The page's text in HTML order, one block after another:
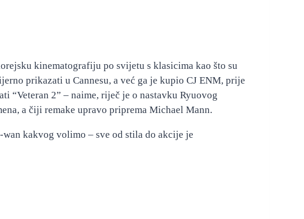
kinematografiju po svijetu s klasicima kao što su
prikazati u Cannesu, a već ga je kupio CJ ENM, prije
“Veteran 2” – naime, riječ je o nastavku Ryuovog
a čiji remake upravo priprema Michael Mann.
kakvog volimo – sve od stila do akcije je